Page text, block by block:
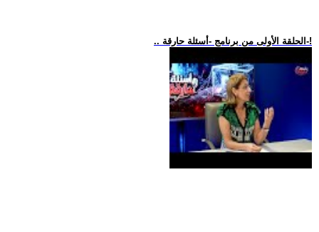
.. الحلقة الأولى من برنامج -أسئلة حارقة-!